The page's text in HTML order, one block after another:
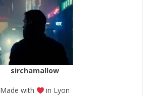
sirchamallow
Made with in Lyon